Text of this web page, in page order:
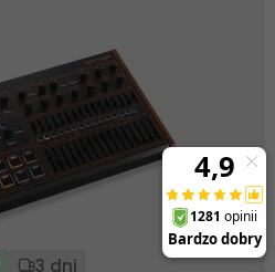
3 dni